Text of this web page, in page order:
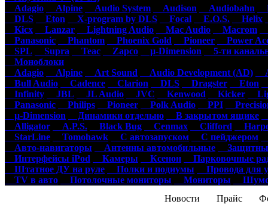
Adagio
Alpine Audio System Audison Audiobahn
DLS
Eton X-program by DLS Focal E.O.S. Helix
Kicx
Lanzar Lightning Audio Mac Audio Macrom
Panasonic
Phantom Phoenix Gold Pioneer
Power
SPL
Supra Teac Zapco µ-Dimension
5-ти
Моноблоки
Adagio
Alpine Art Sound Audio Development (AD)
Bull Audio
Cadence Clarion DLS Dragster Eton
Infinity
JBL JL Audio JVC Kenwood Kicker
Panasonic
Philips Pioneer Polk Audio PPI
µ-Dimension
Динамики отдельно В закрытом ящике
Alligator
A.P.S. Black Bug Cenmax Clifford
StarLine
Tomohawk С автозапуском С пейджером
Авто-навигаторы
Антенны автомобильные
Интерфейсы iPod
Камеры Ксенон
Парковочные
Штатное ДУ на руле
Полки и подиумы
Провода для
TV в авто
Потолочные мониторы Мониторы
Новости Прайс